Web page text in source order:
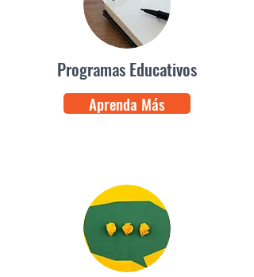
Programas Educativos
Aprenda Más